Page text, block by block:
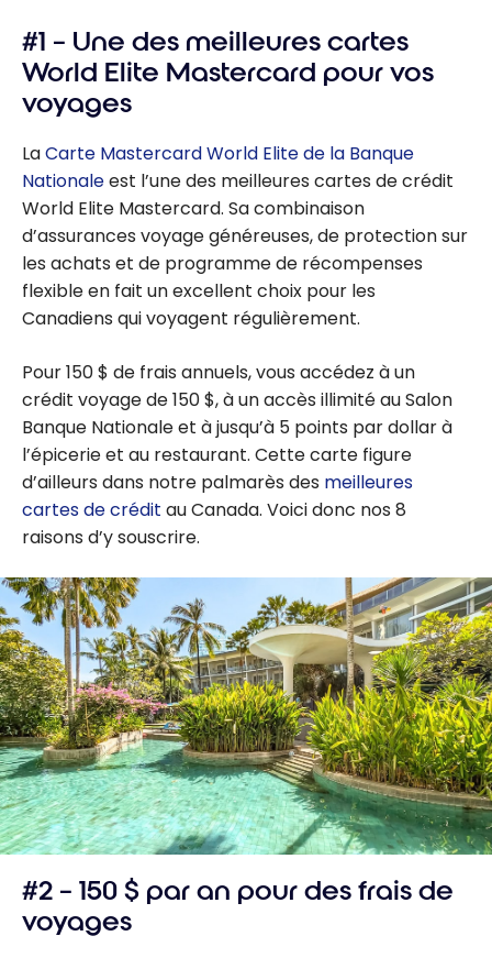
#1 – Une des meilleures cartes
World Elite Mastercard pour vos
voyages
LaCarte Mastercard World Elite de la Banque
Nationaleest l’une des meilleures cartes de crédit
World Elite Mastercard. Sa combinaison
d’assurances voyage généreuses, de protection sur
les achats et de programme de récompenses
flexible en fait un excellent choix pour les
Canadiens qui voyagent régulièrement.
Pour 150 $ de frais annuels, vous accédez à un
crédit voyage de 150 $, à un accès illimité au Salon
Banque Nationale et à jusqu’à 5 points par dollar à
l’épicerie et au restaurant. Cette carte figure
d’ailleurs dans notre palmarès des meilleures
cartes de crédit au Canada. Voici donc nos 8
raisons d’y souscrire.
#2 – 150 $ par an pour des frais de
voyages